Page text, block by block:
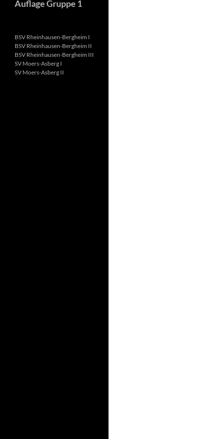
Auflage Gruppe 1
BSV Rheinhausen-Bergheim I
BSV Rheinhausen-Bergheim II
BSV Rheinhausen-Bergheim III
SV Moers-Asberg I
SV Moers-Asberg II